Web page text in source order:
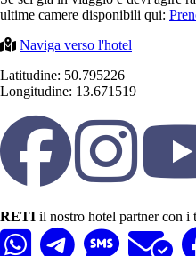
ultime camere disponibili qui:
Naviga verso l'hotel
Latitudine: 50.795226
Longitudine: 13.671519
RETI il nostro hotel partner con i